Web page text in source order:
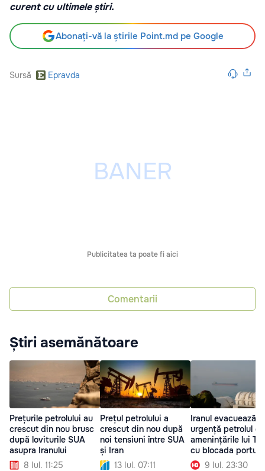
curent cu ultimele știri.
Abonați-vă la știrile Point.md pe Google
Sursă Epravda
Publicitatea ta poate fi aici
Comentarii
Știri asemănătoare
Prețurile petrolului au
crescut din nou brusc
după loviturile SUA
asupra Iranului
8 Iul. 11:25
Prețul petrolului a
crescut din nou după
noi tensiuni între SUA
și Iran
13 Iul. 07:11
Iranul evacuează
urgență petrolul
amenințările lui
cu blocada
9 Iul. 23:30